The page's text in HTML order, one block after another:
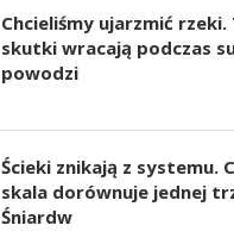
Chcieliśmy ujarzmić rzeki.
skutki wracają podczas
powodzi
Ścieki znikają z systemu.
skala dorównuje jednej
Śniardw